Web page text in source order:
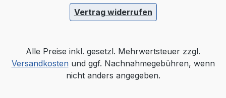
Vertrag widerrufen
Alle Preise inkl. gesetzl. Mehrwertsteuer zzgl.
Versandkostenund ggf. Nachnahmegebühren, wenn
nicht anders angegeben.